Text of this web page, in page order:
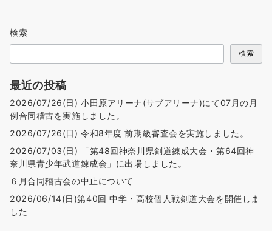
検索
検索
最近の投稿
2026/07/26(日) 小田原アリーナ(サブアリーナ)にて07月の月
例合同稽古を実施しました。
2026/07/26(日) 令和8年度 前期級審査会を実施しました。
2026/07/03(日) 「第48回神奈川県剣道錬成大会・第64回神
奈川県青少年武道錬成会」に出場しました。
６月合同稽古会の中止について
2026/06/14(日)第40回 中学・高校個人戦剣道大会を開催しま
した